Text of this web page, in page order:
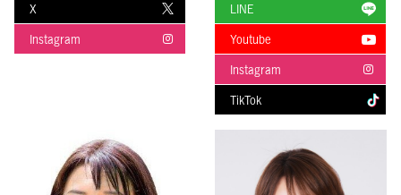
X
Instagram
LINE
Youtube
Instagram
TikTok